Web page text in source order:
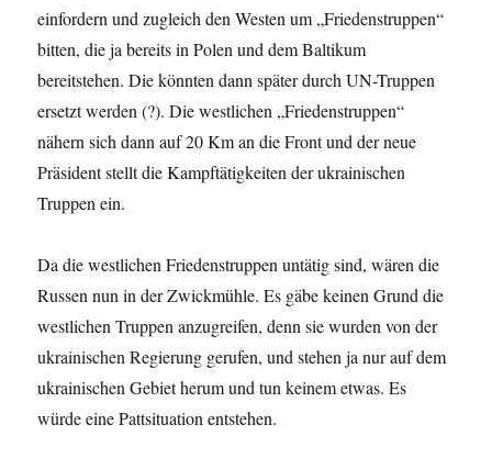
einfordern und zugleich den Westen um „Friedenstruppen“
bitten, die ja bereits in Polen und dem Baltikum
bereitstehen. Die könnten dann später durch UN-Truppen
ersetzt werden (?). Die westlichen „Friedenstruppen“
nähern sich dann auf 20 Km an die Front und der neue
Präsident stellt die Kampftätigkeiten der ukrainischen
Truppen ein.
Da die westlichen Friedenstruppen untätig sind, wären die
Russen nun in der Zwickmühle. Es gäbe keinen Grund die
westlichen Truppen anzugreifen, denn sie wurden von der
ukrainischen Regierung gerufen, und stehen ja nur auf dem
ukrainischen Gebiet herum und tun keinem etwas. Es
würde eine Pattsituation entstehen.